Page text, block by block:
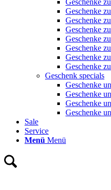
Geschenke
Geschenke
Geschenke
Geschenke
Geschenke
Geschenke
Geschenke
Geschenke
Geschenk specials
Geschenke
Geschenke
Geschenke
Geschenke
Sale
Service
Menü Menü